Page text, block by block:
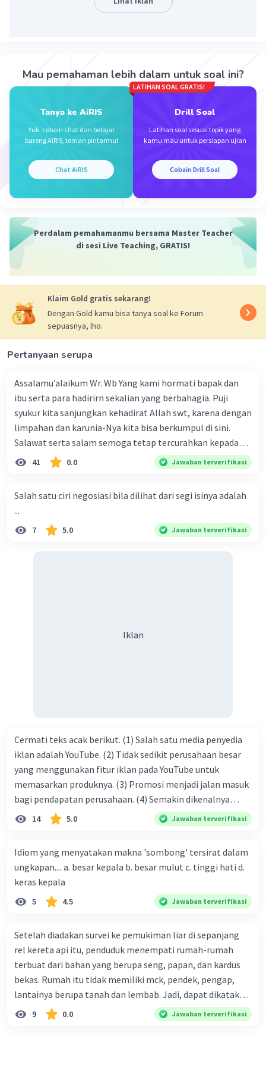
tersebut. Dalam penggalan teks tersebut, awalnya
mengungkapkan tentang dunia yang terasa berhenti
mengindikasikan bahwa penggalan tersebut berfungsi
sebagai prolog yang mengekspos latar belakang cerita
dan karakter utama drama tersebut.
Beri Rating·0.0
Mau pemahaman lebih dalam untuk soal ini?
Tanya ke AiRIS
Yuk, cobain chat dan belajar
bareng AiRIS, teman pintarmu!
Chat AiRIS
LATIHAN SOAL GRATIS!
Drill Soal
Latihan soal sesuai topik yang
kamu mau untuk persiapan ujian
Cobain Drill Soal
Perdalam pemahamanmu bersama Master Teacher
di sesi Live Teaching, GRATIS!
Klaim Gold gratis sekarang!
Dengan Gold kamu bisa tanya soal ke Forum
sepuasnya, lho.
Pertanyaan serupa
Assalamu’alaikum Wr. Wb Yang kami hormati bapak dan
ibu serta para hadirirn sekalian yang berbahagia. Puji
syukur kita sanjungkan kehadirat Allah swt, karena dengan
limpahan dan karunia-Nya kita bisa berkumpul di sini.
Salawat serta salam semoga tetap tercurahkan kepada
junjungan Nabi besar Muhammad saw, karena beliau
menyiarkan agama yang haq, yakni agama islam, agama
ke dalam umat-Nya yang diberkahi. Amin ya rabbal alamin.
Hadirin sekalian yang berbahagia! Dirasa amat penting
sekali jiwa sosial untuk diterapkan di lingkungan keluarga,
limpahan karuniaNya kita bisa berkumpul di sini. Kalimat
41 0.0 Jawaban terverifikasi
Salah satu ciri negosiasi bila dilihat dari segi isinya adalah
...
7 5.0 Jawaban terverifikasi
Iklan
Cermati teks acak berikut. (1) Salah satu media penyedia
iklan adalah YouTube. (2) Tidak sedikit perusahaan besar
yang menggunakan fitur iklan pada YouTube untuk
memasarkan produknya. (3) Promosi menjadi jalan masuk
bagi pendapatan perusahaan. (4) Semakin dikenalnya
suatu produk oleh konsumen, semakin besar pula peluang
perusahaan kepada konsumen. Urutan yang tepat agar
menjadi teks eksposisi yang padu adalah .... A. (1)-(2)-(3)-
(4)-(5) B. (2)-(1)-(3)-(4)-(5) C. (3)-(1)-(2)-(5)-(4) D. (3)-(5)-
(4)-(1)-(2) E. (5)-(1)-(3)-(4)-(2)
14 5.0 Jawaban terverifikasi
Idiom yang menyatakan makna 'sombong' tersirat dalam
ungkapan.... a. besar kepala b. besar mulut c. tinggi hati d.
keras kepala
5 4.5 Jawaban terverifikasi
Setelah diadakan survei ke pemukiman liar di sepanjang
rel kereta api itu, penduduk menempati rumah-rumah
terbuat dari bahan yang berupa seng, papan, dan kardus
bekas. Rumah itu tidak memiliki mck, pendek, pengap,
lantainya berupa tanah dan lembab. Jadi, dapat dikatakan
bahwa tempat tinggal mereka tidak layak huni dan tidak
9 0.0 Jawaban terverifikasi